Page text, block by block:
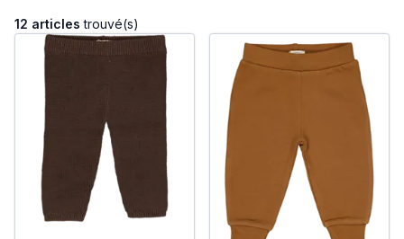
12 articles trouvé(s)